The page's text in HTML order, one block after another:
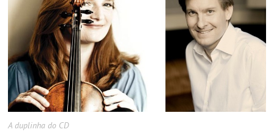
A duplinha do CD